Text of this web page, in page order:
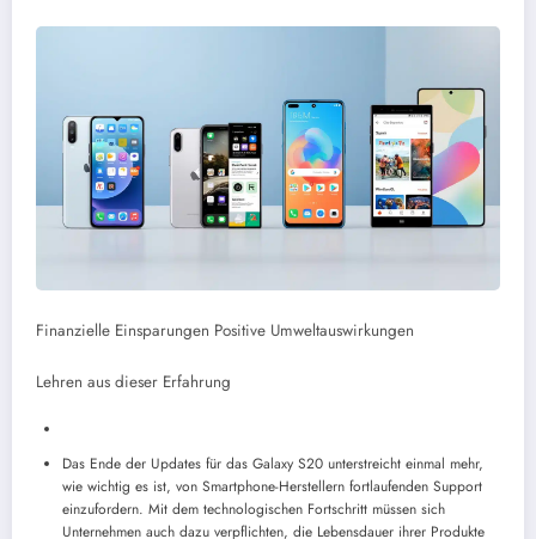
Finanzielle Einsparungen Positive Umweltauswirkungen
Lehren aus dieser Erfahrung
Das Ende der Updates für das Galaxy S20 unterstreicht einmal mehr,
wie wichtig es ist, von Smartphone-Herstellern fortlaufenden Support
einzufordern. Mit dem technologischen Fortschritt müssen sich
Unternehmen auch dazu verpflichten, die Lebensdauer ihrer Produkte